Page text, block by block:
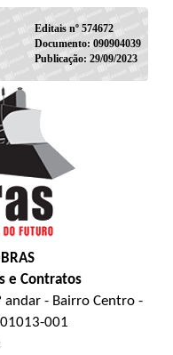
Editais nº 574672
Documento: 090904039
Publicação: 29/09/2023
e Contratos
andar - Bairro Centro -
01013-001